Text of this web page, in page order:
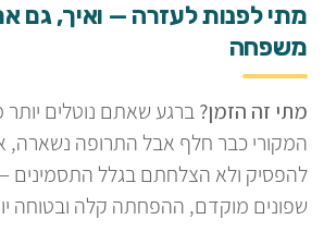
מתי לפנות לעזרה — ואיך, גם
משפחה
מתי זה הזמן?ברגע שאתם נוטלים
המקורי כבר חלף אבל התרופה נשארה,
להפסיק ולא הצלחתם בגלל התסמינים
שפונים מוקדם, ההפחתה קלה ובטוחה